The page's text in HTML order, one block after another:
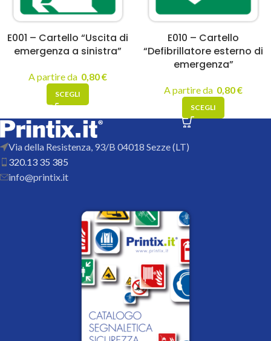
E001 – Cartello “Uscita di
emergenza a sinistra”
A partire da 0,80€
SCEGLI
E010 – Cartello
“Defibrillatore esterno di
emergenza”
A partire da 0,80€
SCEGLI
Via della Resistenza, 93/B 04018 Sezze (LT)
320.13 35 385
info@printix.it